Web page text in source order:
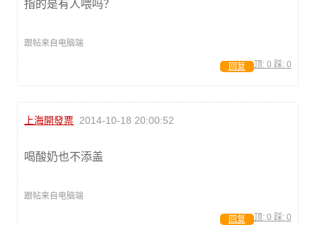
指的是有人喂吗？
跟帖来自电脑端
顶: 0 踩: 0
回复
上海開發票 2014-10-18 20:00:52
喝酸奶也不添盖
跟帖来自电脑端
顶: 0 踩: 0
回复